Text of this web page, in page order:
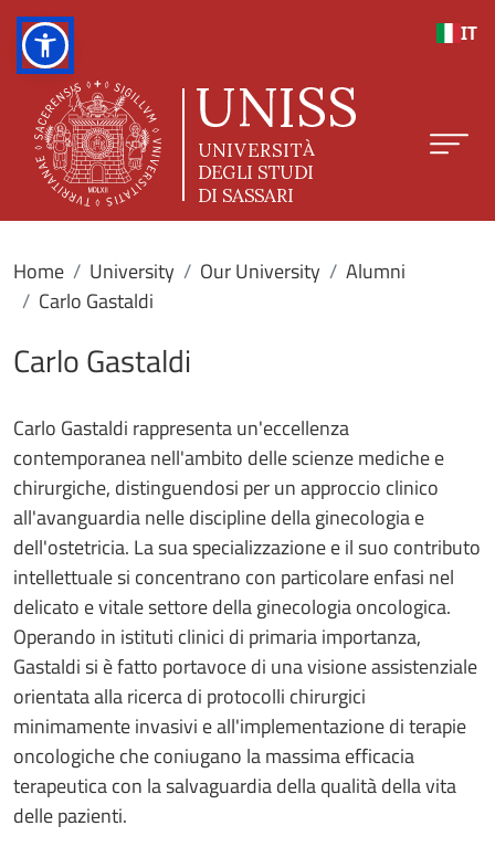
IT
Home University Our University
Alumni
Carlo Gastaldi
Carlo Gastaldi
Carlo Gastaldi rappresenta un'eccellenza
contemporanea nell'ambito delle scienze mediche e
chirurgiche, distinguendosi per un approccio clinico
all'avanguardia nelle discipline della ginecologia e
dell'ostetricia. La sua specializzazione e il suo contributo
intellettuale si concentrano con particolare enfasi nel
delicato e vitale settore della ginecologia oncologica.
Operando in istituti clinici di primaria importanza,
Gastaldi si è fatto portavoce di una visione assistenziale
orientata alla ricerca di protocolli chirurgici
minimamente invasivi e all'implementazione di terapie
oncologiche che coniugano la massima efficacia
terapeutica con la salvaguardia della qualità della vita
delle pazienti.